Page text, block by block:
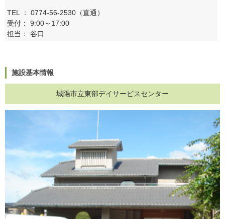
TEL ： 0774-56-2530（直通）
受付： 9:00～17:00
担当： 谷口
施設基本情報
城陽市立東部デイサービスセンター